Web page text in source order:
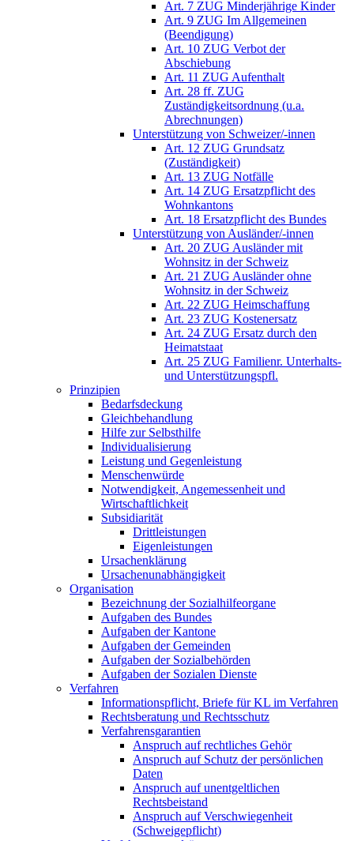
Art. 7 ZUG Minderjährige Kinder
Art. 9 ZUG Im Allgemeinen
(Beendigung)
Art. 10 ZUG Verbot der
Abschiebung
Art. 11 ZUG Aufenthalt
Art. 28 ff. ZUG
Zuständigkeitsordnung (u.a.
Abrechnungen)
Unterstützung von Schweizer/-innen
Art. 12 ZUG Grundsatz
(Zuständigkeit)
Art. 13 ZUG Notfälle
Art. 14 ZUG Ersatzpflicht des
Wohnkantons
Art. 18 Ersatzpflicht des Bundes
Unterstützung von Ausländer/-innen
Art. 20 ZUG Ausländer mit
Wohnsitz in der Schweiz
Art. 21 ZUG Ausländer ohne
Wohnsitz in der Schweiz
Art. 22 ZUG Heimschaffung
Art. 23 ZUG Kostenersatz
Art. 24 ZUG Ersatz durch den
Heimatstaat
Art. 25 ZUG Familienr. Unterhalts-
und Unterstützungspfl.
Prinzipien
Bedarfsdeckung
Gleichbehandlung
Hilfe zur Selbsthilfe
Individualisierung
Leistung und Gegenleistung
Menschenwürde
Notwendigkeit, Angemessenheit und
Wirtschaftlichkeit
Subsidiarität
Drittleistungen
Eigenleistungen
Ursachenklärung
Ursachenunabhängigkeit
Organisation
Bezeichnung der Sozialhilfeorgane
Aufgaben des Bundes
Aufgaben der Kantone
Aufgaben der Gemeinden
Aufgaben der Sozialbehörden
Aufgaben der Sozialen Dienste
Verfahren
Informationspflicht, Briefe für KL im Verfahren
Rechtsberatung und Rechtsschutz
Verfahrensgarantien
Anspruch auf rechtliches Gehör
Anspruch auf Schutz der persönlichen
Daten
Anspruch auf unentgeltlichen
Rechtsbeistand
Anspruch auf Verschwiegenheit
(Schweigepflicht)